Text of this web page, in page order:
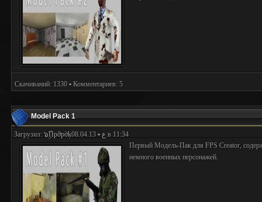
Скачиваний: 1330 ▪ Комментариев: 5
Model Pack 1
Загрузил: ๖ۣۜПpỡpờķع ▪ 08.04.13 в 11:34
Первый Модель-Пак для FPS Creator,
немного военных персонажей.